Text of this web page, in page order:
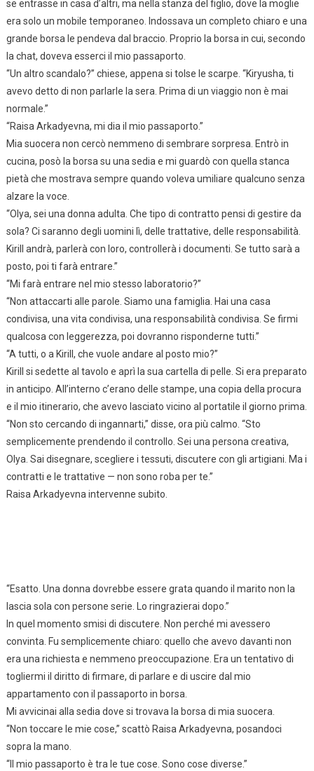
se entrasse in casa d’altri, ma nella stanza del figlio, dove la moglie
era solo un mobile temporaneo. Indossava un completo chiaro e una
grande borsa le pendeva dal braccio. Proprio la borsa in cui, secondo
la chat, doveva esserci il mio passaporto.
“Un altro scandalo?” chiese, appena si tolse le scarpe. “Kiryusha, ti
avevo detto di non parlarle la sera. Prima di un viaggio non è mai
normale.”
“Raisa Arkadyevna, mi dia il mio passaporto.”
Mia suocera non cercò nemmeno di sembrare sorpresa. Entrò in
cucina, posò la borsa su una sedia e mi guardò con quella stanca
pietà che mostrava sempre quando voleva umiliare qualcuno senza
alzare la voce.
“Olya, sei una donna adulta. Che tipo di contratto pensi di gestire da
sola? Ci saranno degli uomini lì, delle trattative, delle responsabilità.
Kirill andrà, parlerà con loro, controllerà i documenti. Se tutto sarà a
posto, poi ti farà entrare.”
“Mi farà entrare nel mio stesso laboratorio?”
“Non attaccarti alle parole. Siamo una famiglia. Hai una casa
condivisa, una vita condivisa, una responsabilità condivisa. Se firmi
qualcosa con leggerezza, poi dovranno risponderne tutti.”
“A tutti, o a Kirill, che vuole andare al posto mio?”
Kirill si sedette al tavolo e aprì la sua cartella di pelle. Si era preparato
in anticipo. All’interno c’erano delle stampe, una copia della procura
e il mio itinerario, che avevo lasciato vicino al portatile il giorno prima.
“Non sto cercando di ingannarti,” disse, ora più calmo. “Sto
semplicemente prendendo il controllo. Sei una persona creativa,
Olya. Sai disegnare, scegliere i tessuti, discutere con gli artigiani. Ma i
contratti e le trattative — non sono roba per te.”
Raisa Arkadyevna intervenne subito.
“Esatto. Una donna dovrebbe essere grata quando il marito non la
lascia sola con persone serie. Lo ringrazierai dopo.”
In quel momento smisi di discutere. Non perché mi avessero
convinta. Fu semplicemente chiaro: quello che avevo davanti non
era una richiesta e nemmeno preoccupazione. Era un tentativo di
togliermi il diritto di firmare, di parlare e di uscire dal mio
appartamento con il passaporto in borsa.
Mi avvicinai alla sedia dove si trovava la borsa di mia suocera.
“Non toccare le mie cose,” scattò Raisa Arkadyevna, posandoci
sopra la mano.
“Il mio passaporto è tra le tue cose. Sono cose diverse.”